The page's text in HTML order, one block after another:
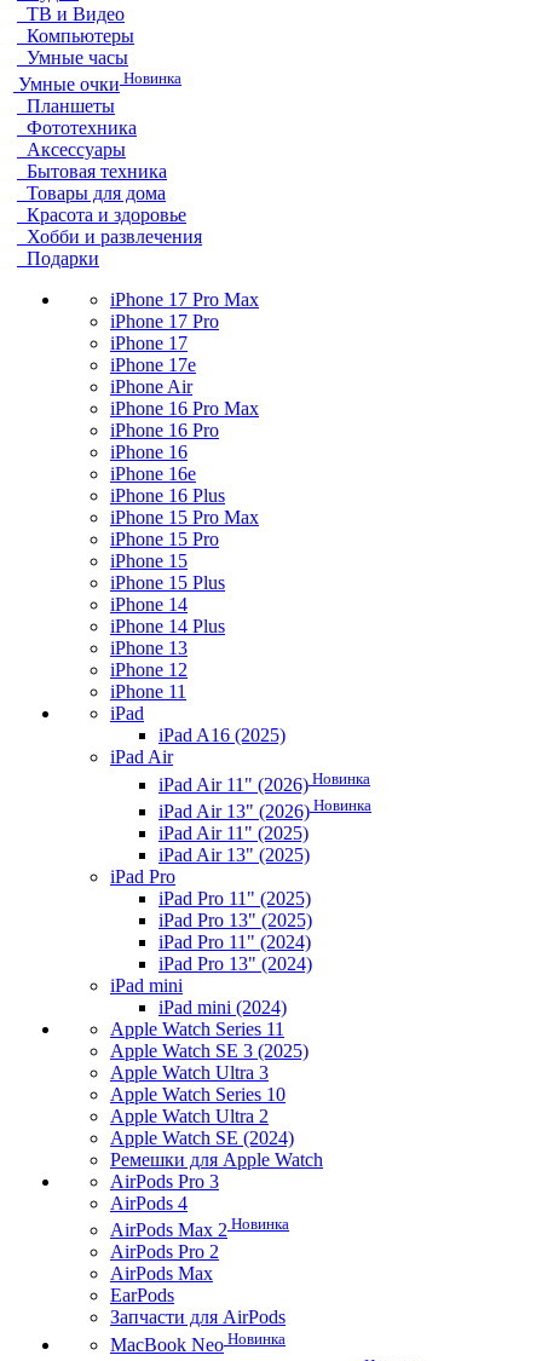
ТВ и Видео
Компьютеры
Умные часы
Умные очки Новинка
Планшеты
Фототехника
Аксессуары
Бытовая техника
Товары для дома
Красота и здоровье
Хобби и развлечения
Подарки
iPhone 17 Pro Max
iPhone 17 Pro
iPhone 17
iPhone 17e
iPhone Air
iPhone 16 Pro Max
iPhone 16 Pro
iPhone 16
iPhone 16e
iPhone 16 Plus
iPhone 15 Pro Max
iPhone 15 Pro
iPhone 15
iPhone 15 Plus
iPhone 14
iPhone 14 Plus
iPhone 13
iPhone 12
iPhone 11
iPad
iPad A16 (2025)
iPad Air
iPad Air 11" (2026) Новинка
iPad Air 13" (2026) Новинка
iPad Air 11" (2025)
iPad Air 13" (2025)
iPad Pro
iPad Pro 11" (2025)
iPad Pro 13" (2025)
iPad Pro 11" (2024)
iPad Pro 13" (2024)
iPad mini
iPad mini (2024)
Apple Watch Series 11
Apple Watch SE 3 (2025)
Apple Watch Ultra 3
Apple Watch Series 10
Apple Watch Ultra 2
Apple Watch SE (2024)
Ремешки для Apple Watch
AirPods Pro 3
AirPods 4
AirPods Max 2 Новинка
AirPods Pro 2
AirPods Max
EarPods
Запчасти для AirPods
MacBook Neo Новинка